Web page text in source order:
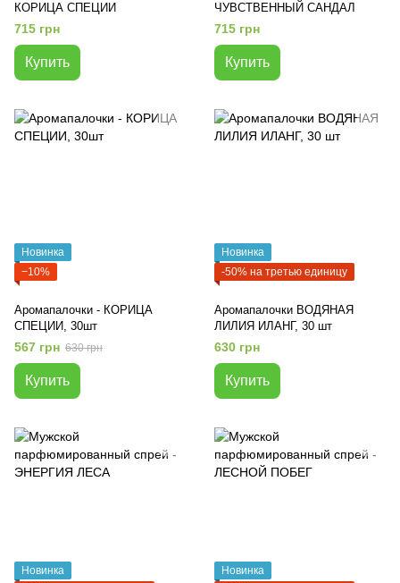
КОРИЦА СПЕЦИИ
715 грн
Купить
ЧУВСТВЕННЫЙ САНДАЛ
715 грн
Купить
Новинка
−10%
Аромапалочки - КОРИЦА
СПЕЦИИ, 30шт
567 грн 630 грн
Купить
Новинка
-50% на третью единицу
Аромапалочки ВОДЯНАЯ
ЛИЛИЯ ИЛАНГ, 30 шт
630 грн
Купить
Новинка
Новинка